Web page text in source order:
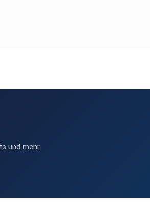
und mehr.